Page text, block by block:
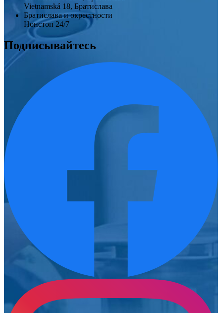
Vietnamská 18, Братислава
Братислава и окрестности
Нонстоп 24/7
Подписывайтесь